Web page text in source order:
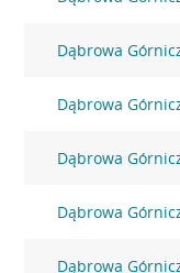
Dąbrowa
Dąbrowa
Dąbrowa
Dąbrowa
Dąbrowa